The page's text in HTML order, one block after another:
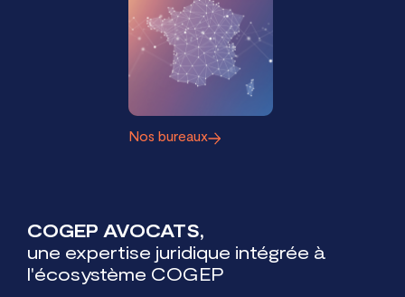
Nos bureaux
COGEP AVOCATS,
une expertise juridique intégrée à
l'écosystème COGEP